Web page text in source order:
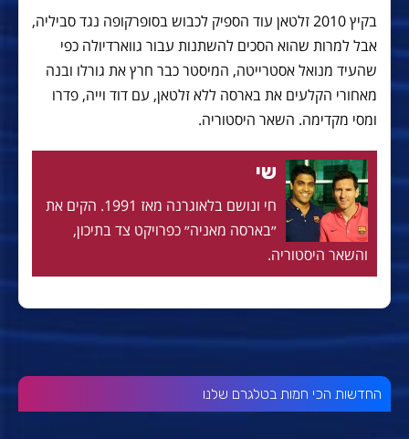
בקיץ 2010 זלטאן עוד הספיק לכבוש בסופרקופה נגד סביליה,
אבל למרות שהוא הסכים להשתנות עבור גווארדיולה כפי
שהעיד מנואל אסטרייטה, המיסטר כבר חרץ את גורלו ובנה
מאחורי הקלעים את בארסה ללא זלטאן, עם דוד וייה, פדרו
ומסי מקדימה. השאר היסטוריה.
שי
חי ונושם בלאוגרנה מאז 1991. הקים את
״בארסה מאניה״ כפרויקט צד בתיכון,
והשאר היסטוריה.
החדשות הכי חמות בטלגרם שלנו